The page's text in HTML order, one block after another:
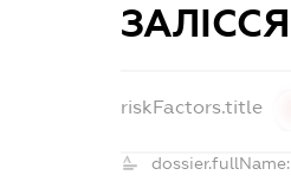
ЗАЛІССЯ
riskFactors.title
dossier.fullName: